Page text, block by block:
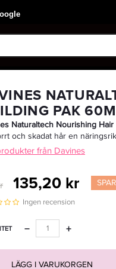
PAK
Naturaltech Nourishing Hair
och skadat hår en näringsrik
från Davines
135,20 kr
Ingen recension
+
−
LÄGG I VARUKORGEN